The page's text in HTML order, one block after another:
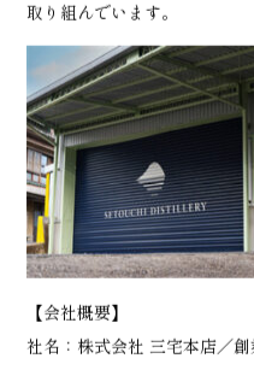
取り組んでいます。
【会社概要】
社名：株式会社 三宅本店／